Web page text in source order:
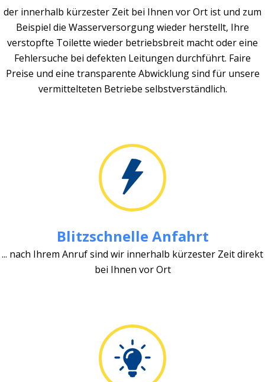
der innerhalb kürzester Zeit bei Ihnen vor Ort ist und zum
Beispiel die Wasserversorgung wieder herstellt, Ihre
verstopfte Toilette wieder betriebsbreit macht oder eine
Fehlersuche bei defekten Leitungen durchführt. Faire
Preise und eine transparente Abwicklung sind für unsere
vermittelteten Betriebe selbstverständlich.
Blitzschnelle Anfahrt
... nach Ihrem Anruf sind wir innerhalb kürzester Zeit direkt
bei Ihnen vor Ort